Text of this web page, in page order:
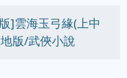
]雲海玉弓緣(上中
版/武俠小說